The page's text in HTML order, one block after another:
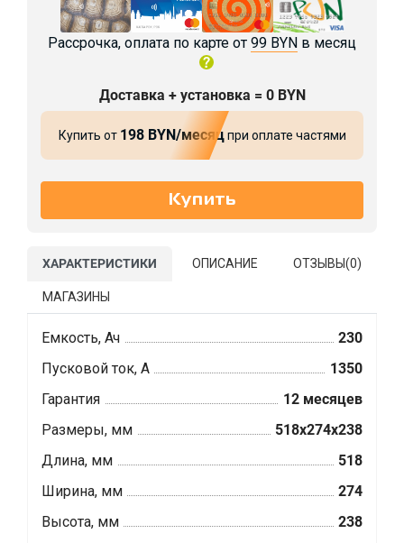
Рассрочка, оплата по карте от 99 BYN в месяц
Доставка + установка = 0 BYN
Купить от 198 BYN/месяцпри оплате частями
ХАРАКТЕРИСТИКИ ОПИСАНИЕ ОТЗЫВЫ(0)
МАГАЗИНЫ
Емкость, Ач
230
Пусковой ток, А
1350
Гарантия
12 месяцев
Размеры, мм
518x274x238
Длина, мм
518
Ширина, мм
274
Высота, мм
238